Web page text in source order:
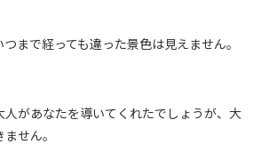
まで経っても違った景色は見えません。
人があなたを導いてくれたでしょうが、大
せん。